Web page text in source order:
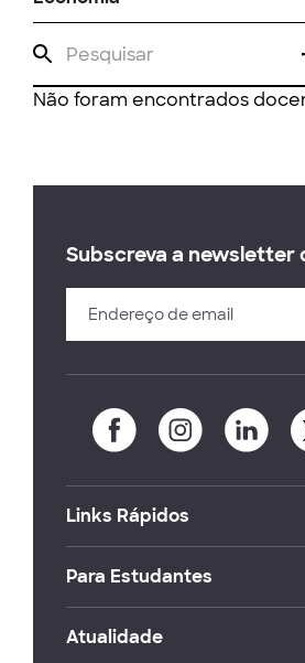
Não foram encontrados
Subscreva a newsletter
Links Rápidos
Para Estudantes
Atualidade